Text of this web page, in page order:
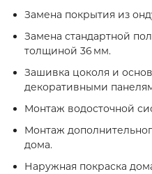
Замена покрытия из
Замена стандартной
толщиной 36 мм.
Зашивка цоколя и
декоративными
Монтаж водосточной
Монтаж
дома.
Наружная покраска